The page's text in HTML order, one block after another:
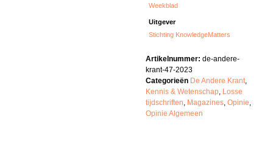
Weekblad
Uitgever
Stichting KnowledgeMatters
Artikelnummer: de-andere-
krant-47-2023
Categorieën De Andere Krant,
Kennis & Wetenschap, Losse
tijdschriften, Magazines, Opinie,
Opinie Algemeen